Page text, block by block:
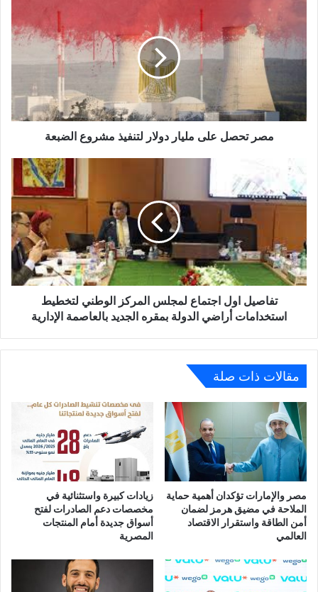
مليار
دولار
الضبعة
مصر تحصل على مليار دولار لتنفيذ مشروع الضبعة
اول
اجتماع
لمجلس
الوطني
لتخطيط
استخدامات
أراضي
بمقره
تفاصيل اول اجتماع لمجلس المركز الوطني لتخطيط
استخدامات أراضي الدولة بمقره الجديد بالعاصمة الإدارية
مقالات ذات صلة
مصر والإمارات تؤكدان أهمية حماية
الملاحة في مضيق هرمز لضمان
أمن الطاقة واستقرار الاقتصاد
العالمي
زيادات كبيرة واستثنائية في
مخصصات دعم الصادرات لفتح
أسواق جديدة أمام المنتجات
المصرية